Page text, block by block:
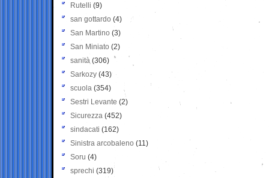
Rutelli (9)
san gottardo (4)
San Martino (3)
San Miniato (2)
sanità (306)
Sarkozy (43)
scuola (354)
Sestri Levante (2)
Sicurezza (452)
sindacati (162)
Sinistra arcobaleno (11)
Soru (4)
sprechi (319)